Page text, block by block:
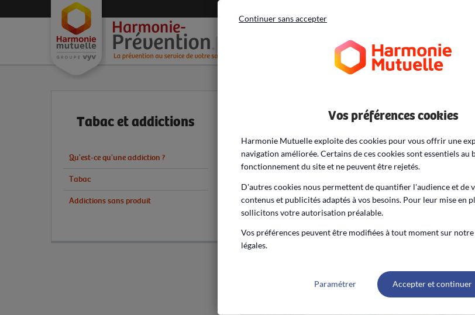
Tabac et addictions
Qu'est-ce qu'une addiction ?
Tabac
Addictions sans produit
Santé au quotidien
Tabac et
Vos préférences cookies
Harmonie Mutuelle exploite des cookies pour vous offrir une
navigation améliorée. Certains de ces cookies sont essentiels au
fonctionnement du site et ne peuvent être rejetés.
D'autres cookies nous permettent de quantifier l'audience et de
contenus et publicités adaptés à vos besoins. Pour leur mise en
sollicitons votre autorisation préalable.
Vos préférences peuvent être modifiées à tout moment sur
légales.
Continuer sans accepter
Paramétrer Accepter et continuer